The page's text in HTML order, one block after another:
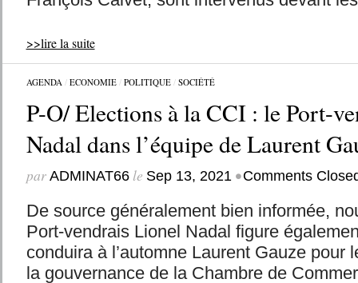
>>lire la suite
AGENDA/ ECONOMIE/ POLITIQUE/ SOCIÉTÉ
P-O/ Elections à la CCI : le Port-
Nadal dans l’équipe de Laurent
par ADMINAT66le Sep 13, 2021 •Comments
De source généralement bien informée,
Port-vendrais Lionel Nadal figure
conduira à l’automne Laurent Gauze pour
la gouvernance de la Chambre de